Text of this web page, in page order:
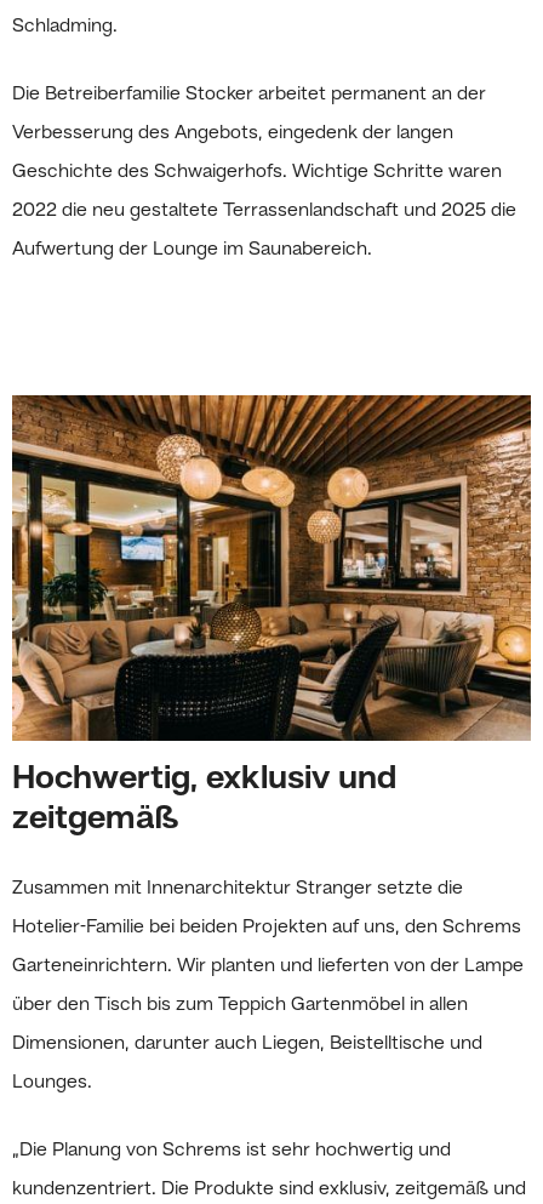
Schladming.
Die Betreiberfamilie Stocker arbeitet permanent an der
Verbesserung des Angebots, eingedenk der langen
Geschichte des Schwaigerhofs. Wichtige Schritte waren
2022 die neu gestaltete Terrassenlandschaft und 2025 die
Aufwertung der Lounge im Saunabereich.
Hochwertig, exklusiv und
zeitgemäß
Zusammen mit Innenarchitektur Stranger setzte die
Hotelier-Familie bei beiden Projekten auf uns, den Schrems
Garteneinrichtern. Wir planten und lieferten von der Lampe
über den Tisch bis zum Teppich Gartenmöbel in allen
Dimensionen, darunter auch Liegen, Beistelltische und
Lounges.
„Die Planung von Schrems ist sehr hochwertig und
kundenzentriert. Die Produkte sind exklusiv, zeitgemäß und